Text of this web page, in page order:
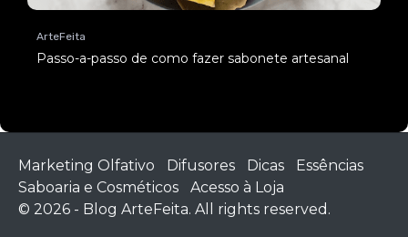
ArteFeita
Passo-a-passo de como fazer sabonete artesanal
Marketing Olfativo Difusores Dicas
Essências
Saboaria e Cosméticos
Acesso à Loja
© 2026 - Blog ArteFeita. All rights reserved.